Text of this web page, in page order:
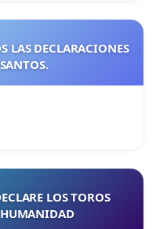
LAS DECLARACIONES
LOS TOROS